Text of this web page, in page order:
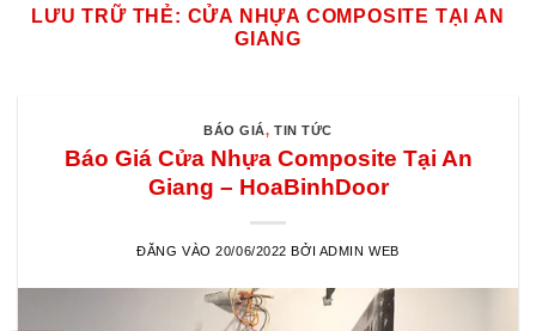
LƯU TRỮ THẺ: CỬA NHỰA COMPOSITE TẠI AN
GIANG
BÁO GIÁ,TIN TỨC
Báo Giá Cửa Nhựa Composite Tại An
Giang – HoaBinhDoor
ĐĂNG VÀO20/06/2022 BỞI ADMIN WEB